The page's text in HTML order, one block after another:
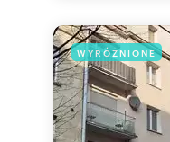
WYRÓŻNIONE